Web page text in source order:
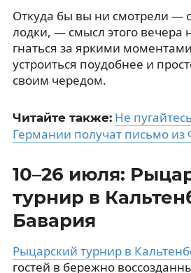
Откуда бы вы ни смотрели —
лодки, — смысл этого вечера
гнаться за яркими
устроиться поудобнее и
своим чередом.
Читайте также: Не
Германии получат письмо из
10–26 июля:
турнир в
Бавария
Рыцарский турнир в
гостей в бережно